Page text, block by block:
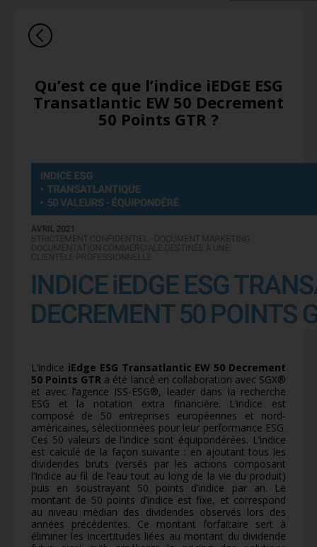
Qu’est ce que l’indice iEDGE ESG
Transatlantic EW 50 Decrement
50 Points GTR ?
L’indice iEdge ESG Transatlantic EW 50 Decrement
50 Points GTR a été lancé en collaboration avec SGX®
et avec l’agence ISS-ESG®, leader dans la recherche
ESG et la notation extra financière. L’indice est
composé de 50 entreprises européennes et nord-
américaines, sélectionnées pour leur performance ESG.
Ces 50 valeurs de l’indice sont équipondérées. L’indice
est calculé de la façon suivante : en ajoutant tous les
dividendes bruts (versés par les actions composant
l’Indice au fil de l’eau tout au long de la vie du produit)
puis en soustrayant 50 points d’indice par an. Le
montant de 50 points d’indice est fixe, et correspond
au niveau médian des dividendes observés lors des
années précédentes. Ce montant forfaitaire sert à
éliminer les incertitudes liées au montant du dividende